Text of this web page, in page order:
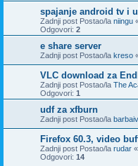
spajanje android tv i
Zadnji post Postao/la niingu
Odgovori: 2
e share server
Zadnji post Postao/la kreso
VLC download za
Zadnji post Postao/la The
Odgovori: 1
udf za xfburn
Zadnji post Postao/la
Firefox 60.3, video
Zadnji post Postao/la rudar «
Odgovori: 14